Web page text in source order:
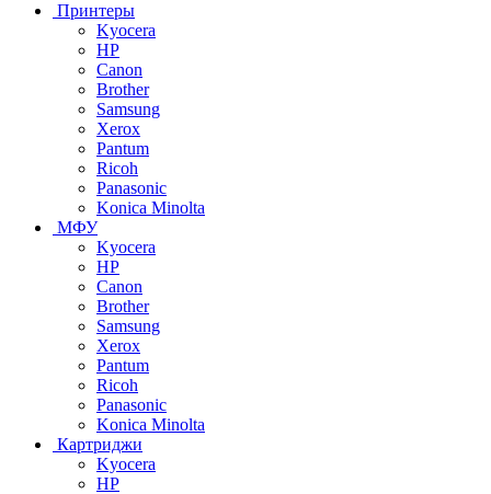
Принтеры
Kyocera
HP
Canon
Brother
Samsung
Xerox
Pantum
Ricoh
Panasonic
Konica Minolta
МФУ
Kyocera
HP
Canon
Brother
Samsung
Xerox
Pantum
Ricoh
Panasonic
Konica Minolta
Картриджи
Kyocera
HP